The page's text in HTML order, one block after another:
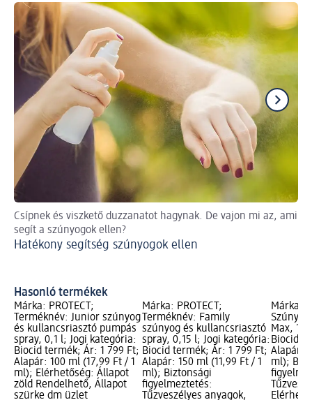
Csípnek és viszkető duzzanatot hagynak. De vajon mi az, ami
segít a szúnyogok ellen?
Hatékony segítség szúnyogok ellen
Hasonló termékek
Márka: PROTECT;
Terméknév: Junior szúnyog
és kullancsriasztó pumpás
spray, 0,1 l; Jogi kategória:
Biocid termék; Ár: 1 799 Ft;
Alapár: 100 ml (17,99 Ft / 1
ml); Elérhetőség: Állapot
zöld Rendelhető, Állapot
szürke dm üzlet
Márka: PROTECT;
Terméknév: Family
szúnyog és kullancsriasztó
spray, 0,15 l; Jogi kategória:
Biocid termék; Ár: 1 799 Ft;
Alapár: 150 ml (11,99 Ft / 1
ml); Biztonsági
figyelmeztetés:
Tűzveszélyes anyagok,
Márka:
Max,
Biocid
Alapár:
ml);